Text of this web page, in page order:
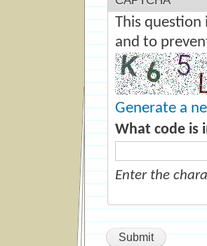
This
and to
Generate a
What code is
Enter the